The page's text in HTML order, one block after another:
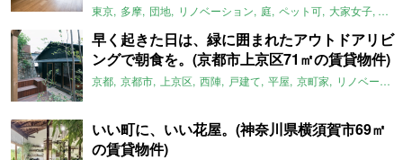
東京 多摩 団地 リノベーション 庭 ペット可 大家女子 団
早く起きた日は、緑に囲まれたアウトドアリビ
ングで朝食を。(京都市上京区71㎡の賃貸物件)
京都 京都市 上京区 西陣 戸建て 平屋 京町家 リノベーション
いい町に、いい花屋。(神奈川県横須賀市69㎡
の賃貸物件)